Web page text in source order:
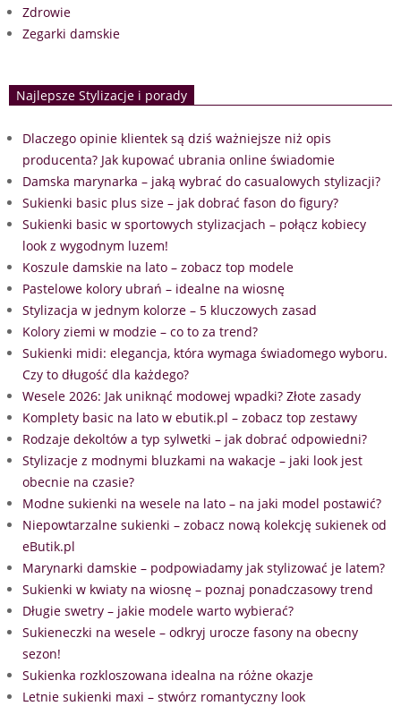
Zdrowie
Zegarki damskie
Najlepsze Stylizacje i porady
Dlaczego opinie klientek są dziś ważniejsze niż opis
producenta? Jak kupować ubrania online świadomie
Damska marynarka – jaką wybrać do casualowych stylizacji?
Sukienki basic plus size – jak dobrać fason do figury?
Sukienki basic w sportowych stylizacjach – połącz kobiecy
look z wygodnym luzem!
Koszule damskie na lato – zobacz top modele
Pastelowe kolory ubrań – idealne na wiosnę
Stylizacja w jednym kolorze – 5 kluczowych zasad
Kolory ziemi w modzie – co to za trend?
Sukienki midi: elegancja, która wymaga świadomego wyboru.
Czy to długość dla każdego?
Wesele 2026: Jak uniknąć modowej wpadki? Złote zasady
Komplety basic na lato w ebutik.pl – zobacz top zestawy
Rodzaje dekoltów a typ sylwetki – jak dobrać odpowiedni?
Stylizacje z modnymi bluzkami na wakacje – jaki look jest
obecnie na czasie?
Modne sukienki na wesele na lato – na jaki model postawić?
Niepowtarzalne sukienki – zobacz nową kolekcję sukienek od
eButik.pl
Marynarki damskie – podpowiadamy jak stylizować je latem?
Sukienki w kwiaty na wiosnę – poznaj ponadczasowy trend
Długie swetry – jakie modele warto wybierać?
Sukieneczki na wesele – odkryj urocze fasony na obecny
sezon!
Sukienka rozkloszowana idealna na różne okazje
Letnie sukienki maxi – stwórz romantyczny look